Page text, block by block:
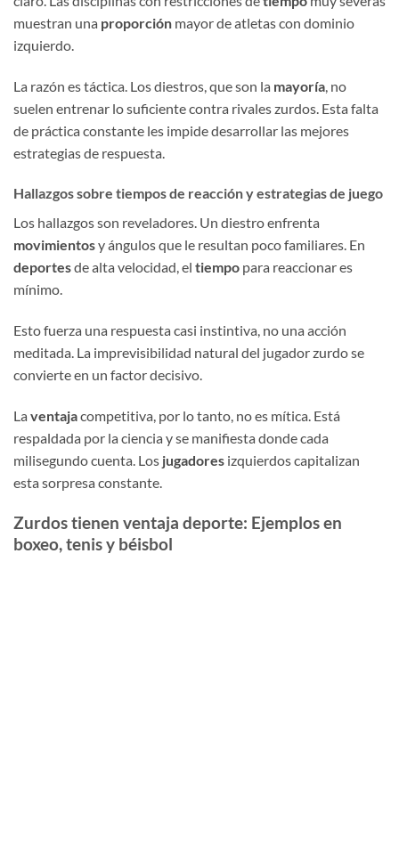
muestran una proporción mayor de atletas con dominio
izquierdo.
La razón es táctica. Los diestros, que son la mayoría , no
suelen entrenar lo suficiente contra rivales zurdos. Esta falta
de práctica constante les impide desarrollar las mejores
estrategias de respuesta.
Hallazgos sobre tiempos de reacción y estrategias de juego
Los hallazgos son reveladores. Un diestro enfrenta
movimientosy ángulos que le resultan poco familiares. En
deportesde alta velocidad, el tiempo para reaccionar es
mínimo.
Esto fuerza una respuesta casi instintiva, no una acción
meditada. La imprevisibilidad natural del jugador zurdo se
convierte en un factor decisivo.
La ventajacompetitiva, por lo tanto, no es mítica. Está
respaldada por la ciencia y se manifiesta donde cada
milisegundo cuenta. Los jugadores izquierdos capitalizan
esta sorpresa constante.
Zurdos tienen ventaja deporte: Ejemplos en
boxeo, tenis y béisbol